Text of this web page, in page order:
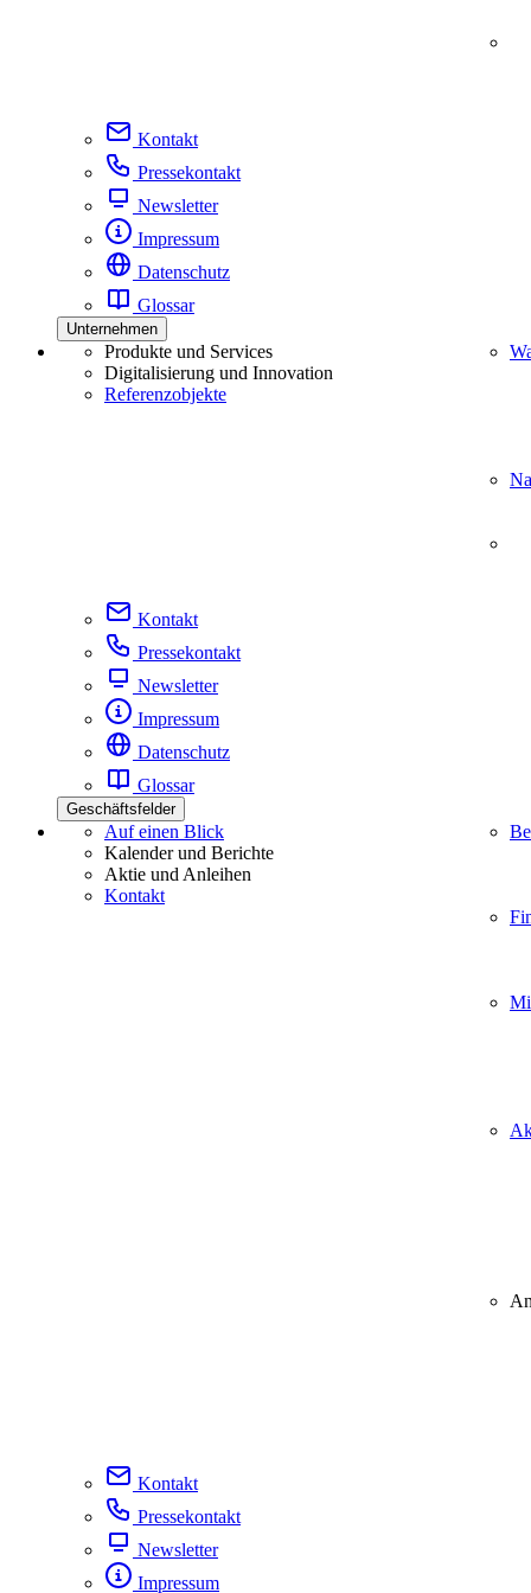
Kontakt
Pressekontakt
Newsletter
Impressum
Datenschutz
Glossar
Unternehmen
Produkte und Services
Digitalisierung und Innovation
Referenzobjekte
Kontakt
Pressekontakt
Newsletter
Impressum
Datenschutz
Glossar
Geschäftsfelder
Auf einen Blick
Kalender und Berichte
Aktie und Anleihen
Kontakt
Kontakt
Pressekontakt
Newsletter
Impressum